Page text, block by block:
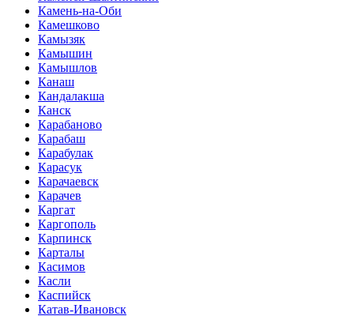
Камень-на-Оби
Камешково
Камызяк
Камышин
Камышлов
Канаш
Кандалакша
Канск
Карабаново
Карабаш
Карабулак
Карасук
Карачаевск
Карачев
Каргат
Каргополь
Карпинск
Карталы
Касимов
Касли
Каспийск
Катав-Ивановск